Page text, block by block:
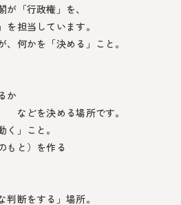
「行政権」を、
を担当しています。
何かを「決める」こと。
か
などを決める場所です。
」こと。
もと）を作る
断をする」場所。